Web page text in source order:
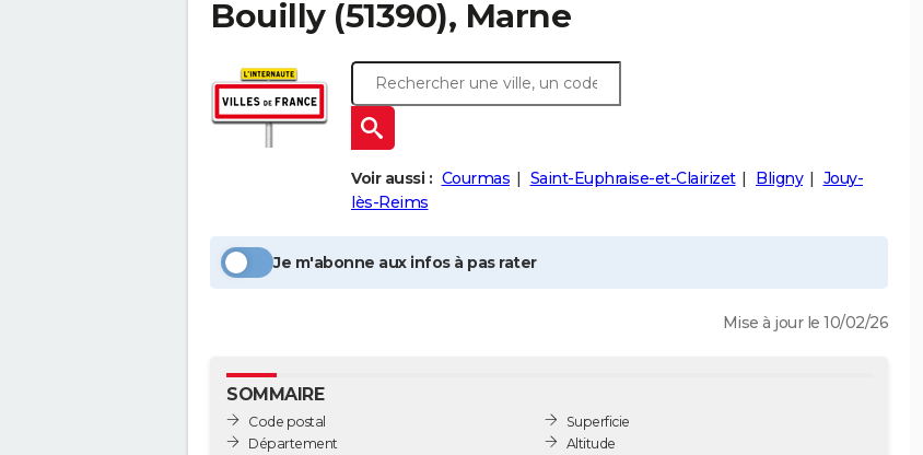
Bouilly(51390), Marne
Voir aussi : Courmas Saint-Euphraise-et-Clairizet Bligny
Jouy-
lès-Reims
Je m'abonne aux infos à pas rater
Mise à jour le 10/02/26
SOMMAIRE
Code postal
Département
Superficie
Altitude